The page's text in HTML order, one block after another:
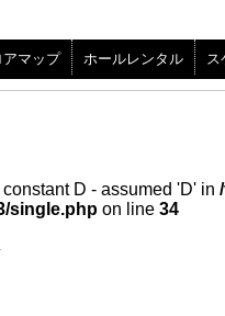
アマップ ホールレンタル ス
D - assumed 'D' in
single.php on line 34